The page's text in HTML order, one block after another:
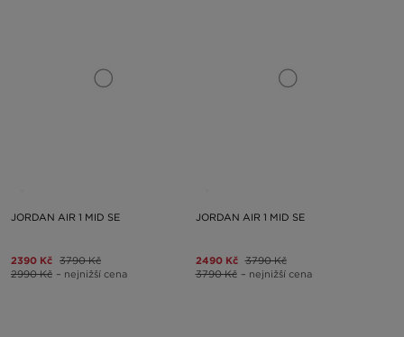
JORDAN AIR 1 MID SE
2390 Kč 3790 Kč
2990 Kč – nejnižší cena
JORDAN AIR 1 MID SE
2490 Kč 3790 Kč
3790 Kč – nejnižší cena